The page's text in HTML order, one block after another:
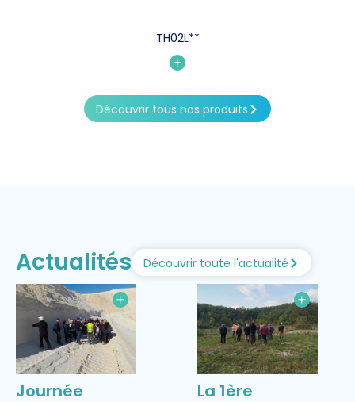
TH02L**
Découvrir tous nos produits
Actualités Découvrir toute l'actualité
Journée La 1ère